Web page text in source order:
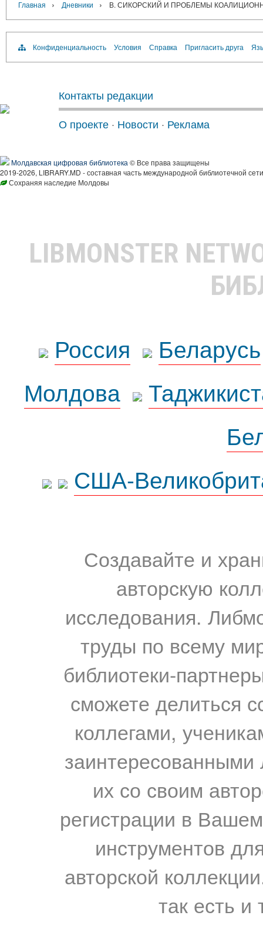
Главная › Дневники › В. СИКОРСКИЙ И ПРОБЛЕМЫ
Конфиденциальность Условия Справка Пригласить друга
Контакты редакции
О проекте · Новости · Реклама
Молдавская цифровая библиотека © Все права защищены
2019-2026, LIBRARY.MD - составная часть международной библиотечной
Сохраняя наследие Молдовы
LIBMONSTER
Россия
Беларусь
Молдова
США-
Создавайте и
авторскую
исследования.
труды по всему
библиотеки-
сможете делиться
коллегами,
их со своим
регистрации в
инструментов
авторской
так есть и